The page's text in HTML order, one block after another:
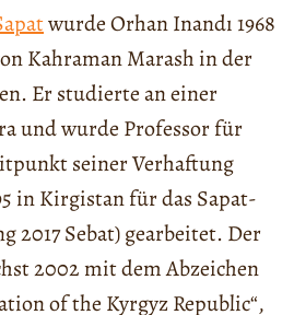
wurde Orhan Inandı 1968
Kahraman Marash in der
Er studierte an einer
und wurde Professor für
seiner Verhaftung
in Kirgistan für das Sapat-
2017 Sebat) gearbeitet. Der
2002 mit dem Abzeichen
of the Kyrgyz Republic“,